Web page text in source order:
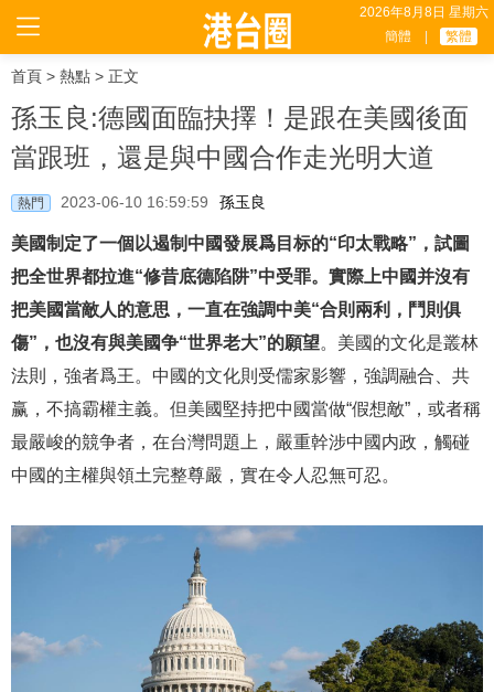
2026年8月8日 星期六
簡體
繁體
首頁 > 熱點 > 正文
孫玉良:德國面臨抉擇！是跟在美國後面
當跟班，還是與中國合作走光明大道
熱門 2023-06-10 16:59:59 孫玉良
美國制定了一個以遏制中國發展爲目标的“印太戰略”，試圖
把全世界都拉進“修昔底德陷阱”中受罪。實際上中國并沒有
把美國當敵人的意思，一直在強調中美“合則兩利，鬥則俱
傷”，也沒有與美國争“世界老大”的願望。美國的文化是叢林
法則，強者爲王。中國的文化則受儒家影響，強調融合、共
赢，不搞霸權主義。但美國堅持把中國當做“假想敵”，或者稱
最嚴峻的競争者，在台灣問題上，嚴重幹涉中國内政，觸碰
中國的主權與領土完整尊嚴，實在令人忍無可忍。